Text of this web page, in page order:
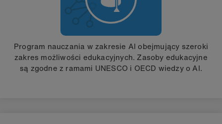
Program nauczania w zakresie AI obejmujący szeroki
zakres możliwości edukacyjnych. Zasoby edukacyjne
są zgodne z ramami UNESCO i OECD wiedzy o AI.